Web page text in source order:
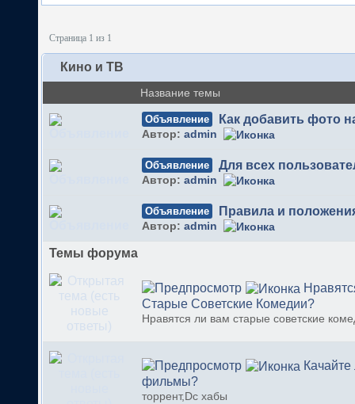
Страница 1 из 1
Кино и ТВ
Название темы
Объявление Как добавить фото
Автор: admin
Объявление Для всех
Автор: admin
Объявление Правила и
Автор: admin
Темы форума
Старые Советские Комедии?
Нравятся ли вам старые советские
фильмы?
торрент,Dc хабы